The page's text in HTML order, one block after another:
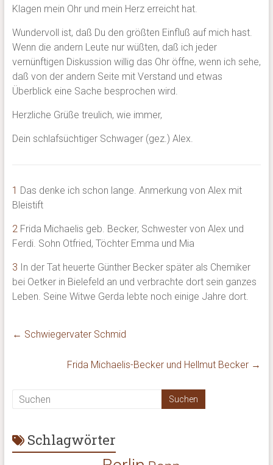
Klagen mein Ohr und mein Herz erreicht hat.
Wundervoll ist, daß Du den größten Einfluß auf mich hast.
Wenn die andern Leute nur wüßten, daß ich jeder
vernünftigen Diskussion willig das Ohr öffne, wenn ich sehe,
daß von der andern Seite mit Verstand und etwas
Überblick eine Sache besprochen wird.
Herzliche Grüße treulich, wie immer,
Dein schlafsüchtiger Schwager (gez.) Alex.
1 Das denke ich schon lange. Anmerkung von Alex mit
Bleistift
2Frida Michaelis geb. Becker, Schwester von Alex und
Ferdi. Sohn Otfried, Töchter Emma und Mia
3 In der Tat heuerte Günther Becker später als Chemiker
bei Oetker in Bielefeld an und verbrachte dort sein ganzes
Leben. Seine Witwe Gerda lebte noch einige Jahre dort.
← Schwiegervater Schmid
Frida Michaelis-Becker und Hellmut Becker →
Schlagwörter